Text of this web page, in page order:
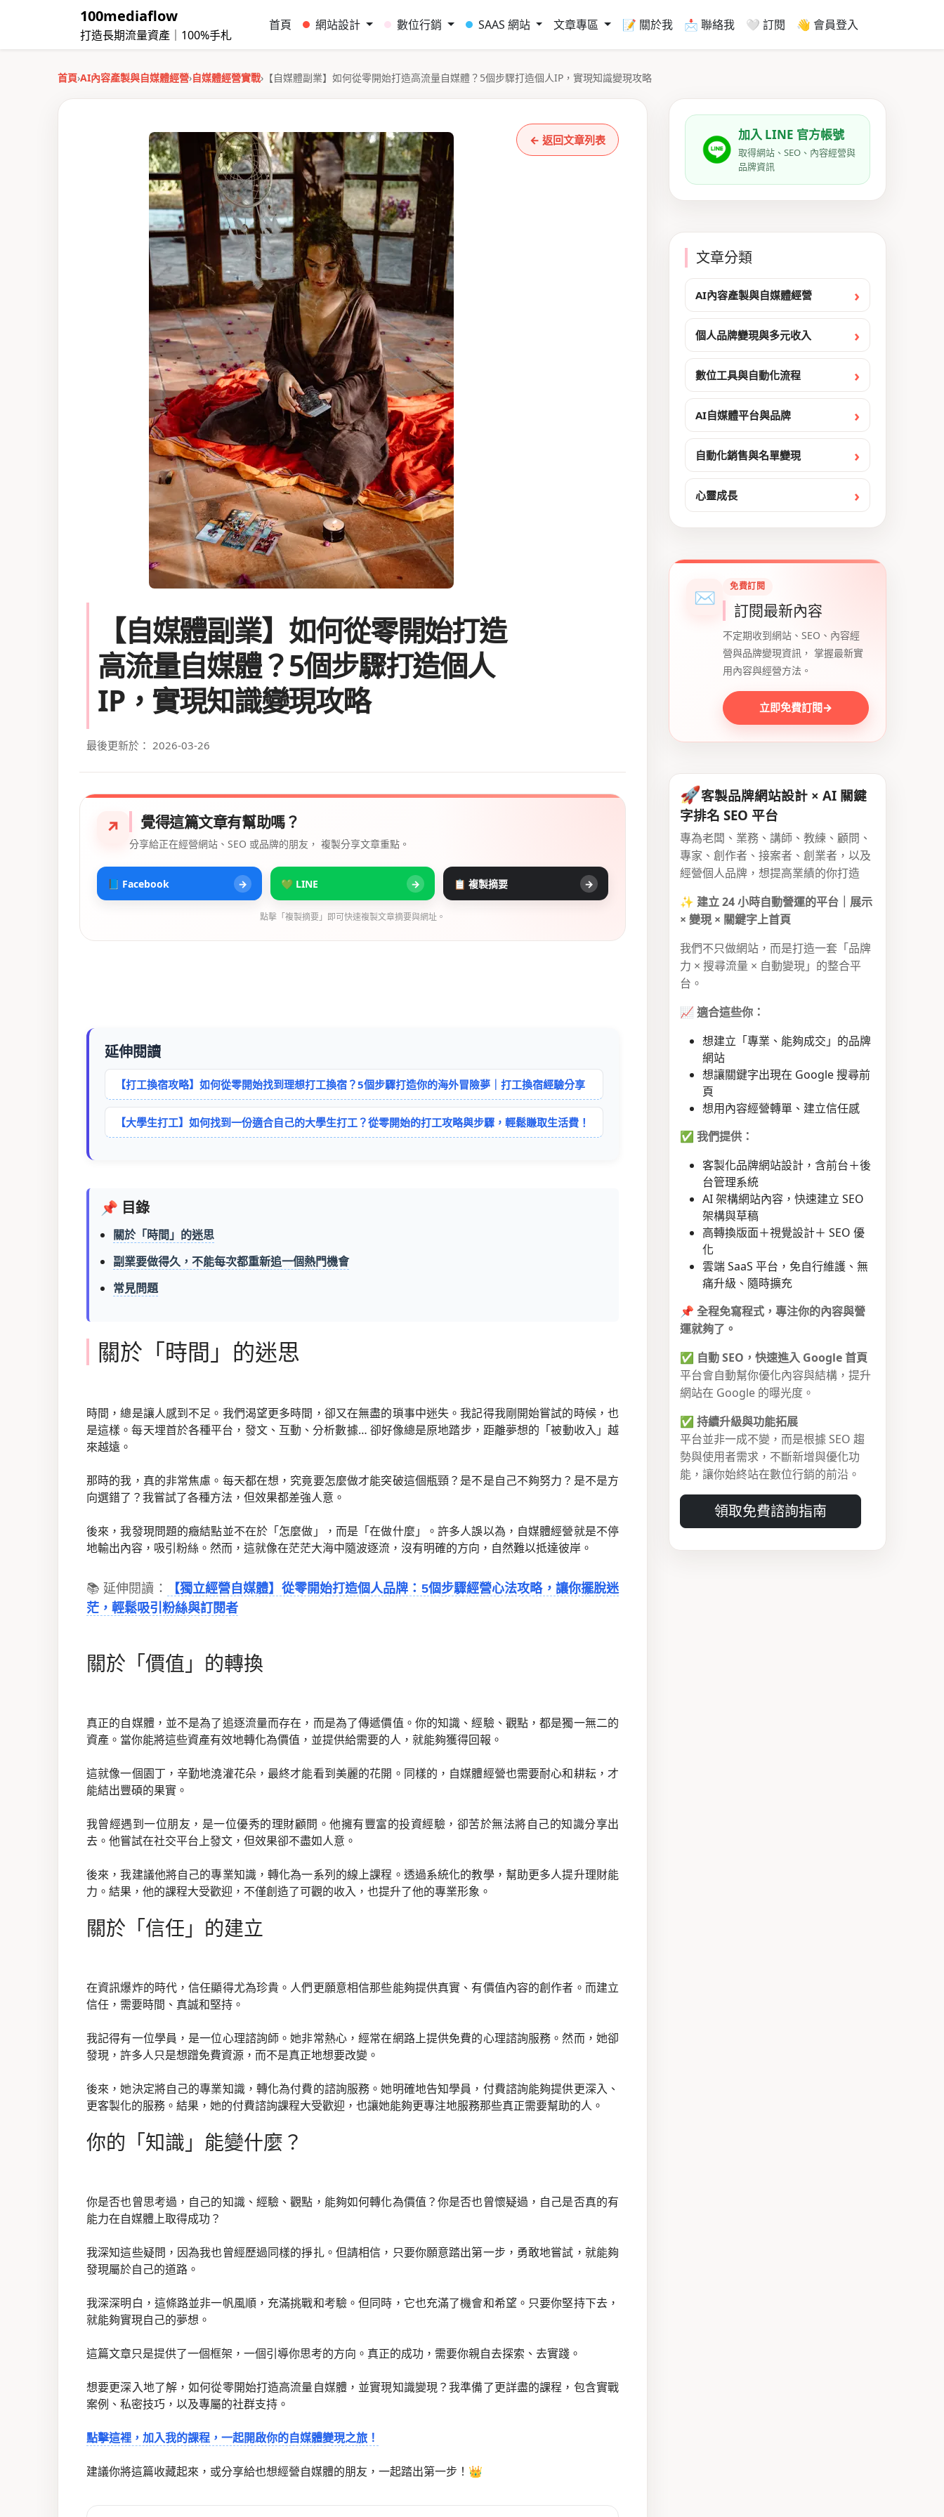
100mediaflow
打造長期流量資產｜100%手札
首頁 網站設計 數位行銷 SAAS 網站 文章專區 📝 關於我 📩 聯絡我 🤍 訂閱 👋 會員登入
首頁›AI內容產製與自媒體經營›自媒體經營實戰› 【自媒體副業】如何從零開始打造高流量自媒體？5個步驟打造個人IP，實現知識變現攻略
【自媒體副業】如何從零開始打造
高流量自媒體？5個步驟打造個人
IP，實現知識變現攻略
最後更新於： 2026-03-26
← 返回文章列表
↗ 覺得這篇文章有幫助嗎？
分享給正在經營網站、SEO 或品牌的朋友， 複製分享文章重點。
📘 Facebook → 💚 LINE → 📋 複製摘要 →
點擊「複製摘要」即可快速複製文章摘要與網址。
延伸閱讀
【打工換宿攻略】如何從零開始找到理想打工換宿？5個步驟打造你的海外冒險夢｜打工換宿經驗分享
【大學生打工】如何找到一份適合自己的大學生打工？從零開始的打工攻略與步驟，輕鬆賺取生活費！
📌 目錄
關於「時間」的迷思
副業要做得久，不能每次都重新追一個熱門機會
常見問題
關於「時間」的迷思
時間，總是讓人感到不足。我們渴望更多時間，卻又在無盡的瑣事中迷失。我記得我剛開始嘗試的時候，也
是這樣。每天埋首於各種平台，發文、互動、分析數據… 卻好像總是原地踏步，距離夢想的「被動收入」越
來越遠。
那時的我，真的非常焦慮。每天都在想，究竟要怎麼做才能突破這個瓶頸？是不是自己不夠努力？是不是方
向選錯了？我嘗試了各種方法，但效果都差強人意。
後來，我發現問題的癥結點並不在於「怎麼做」，而是「在做什麼」。許多人誤以為，自媒體經營就是不停
地輸出內容，吸引粉絲。然而，這就像在茫茫大海中隨波逐流，沒有明確的方向，自然難以抵達彼岸。
📚 延伸閱讀：
【獨立經營自媒體】從零開始打造個人品牌：5個步驟經營心法攻略，讓你擺脫迷
茫，輕鬆吸引粉絲與訂閱者
關於「價值」的轉換
真正的自媒體，並不是為了追逐流量而存在，而是為了傳遞價值。你的知識、經驗、觀點，都是獨一無二的
資產。當你能將這些資產有效地轉化為價值，並提供給需要的人，就能夠獲得回報。
這就像一個園丁，辛勤地澆灌花朵，最終才能看到美麗的花開。同樣的，自媒體經營也需要耐心和耕耘，才
能結出豐碩的果實。
我曾經遇到一位朋友，是一位優秀的理財顧問。他擁有豐富的投資經驗，卻苦於無法將自己的知識分享出
去。他嘗試在社交平台上發文，但效果卻不盡如人意。
後來，我建議他將自己的專業知識，轉化為一系列的線上課程。透過系統化的教學，幫助更多人提升理財能
力。結果，他的課程大受歡迎，不僅創造了可觀的收入，也提升了他的專業形象。
關於「信任」的建立
在資訊爆炸的時代，信任顯得尤為珍貴。人們更願意相信那些能夠提供真實、有價值內容的創作者。而建立
信任，需要時間、真誠和堅持。
我記得有一位學員，是一位心理諮詢師。她非常熱心，經常在網路上提供免費的心理諮詢服務。然而，她卻
發現，許多人只是想蹭免費資源，而不是真正地想要改變。
後來，她決定將自己的專業知識，轉化為付費的諮詢服務。她明確地告知學員，付費諮詢能夠提供更深入、
更客製化的服務。結果，她的付費諮詢課程大受歡迎，也讓她能夠更專注地服務那些真正需要幫助的人。
你的「知識」能變什麼？
你是否也曾思考過，自己的知識、經驗、觀點，能夠如何轉化為價值？你是否也曾懷疑過，自己是否真的有
能力在自媒體上取得成功？
我深知這些疑問，因為我也曾經歷過同樣的掙扎。但請相信，只要你願意踏出第一步，勇敢地嘗試，就能夠
發現屬於自己的道路。
我深深明白，這條路並非一帆風順，充滿挑戰和考驗。但同時，它也充滿了機會和希望。只要你堅持下去，
就能夠實現自己的夢想。
這篇文章只是提供了一個框架，一個引導你思考的方向。真正的成功，需要你親自去探索、去實踐。
想要更深入地了解，如何從零開始打造高流量自媒體，並實現知識變現？我準備了更詳盡的課程，包含實戰
案例、私密技巧，以及專屬的社群支持。
點擊這裡，加入我的課程，一起開啟你的自媒體變現之旅！
建議你將這篇收藏起來，或分享給也想經營自媒體的朋友，一起踏出第一步！👑
加入 LINE 官方帳號
取得網站、SEO、內容經營與
品牌資訊
文章分類
AI內容產製與自媒體經營
個人品牌變現與多元收入
數位工具與自動化流程
AI自媒體平台與品牌
自動化銷售與名單變現
心靈成長
✉ 免費訂閱
訂閱最新內容
不定期收到網站、SEO、內容經
營與品牌變現資訊， 掌握最新實
用內容與經營方法。
立即免費訂閱→
🚀客製品牌網站設計 × AI 關鍵
字排名 SEO 平台
專為老闆、業務、講師、教練、顧問、
專家、創作者、接案者、創業者，以及
經營個人品牌，想提高業績的你打造
✨ 建立 24 小時自動營運的平台｜展示
× 變現 × 關鍵字上首頁
我們不只做網站，而是打造一套「品牌
力 × 搜尋流量 × 自動變現」的整合平
台。
📈 適合這些你：
想建立「專業、能夠成交」的品牌
網站
想讓關鍵字出現在 Google 搜尋前
頁
想用內容經營轉單、建立信任感
✅ 我們提供：
客製化品牌網站設計，含前台＋後
台管理系統
AI 架構網站內容，快速建立 SEO
架構與草稿
高轉換版面＋視覺設計＋ SEO 優
化
雲端 SaaS 平台，免自行維護、無
痛升級、隨時擴充
📌 全程免寫程式，專注你的內容與營
運就夠了。
✅ 自動 SEO，快速進入 Google 首頁
平台會自動幫你優化內容與結構，提升
網站在 Google 的曝光度。
✅ 持續升級與功能拓展
平台並非一成不變，而是根據 SEO 趨
勢與使用者需求，不斷新增與優化功
能，讓你始終站在數位行銷的前沿。
領取免費諮詢指南